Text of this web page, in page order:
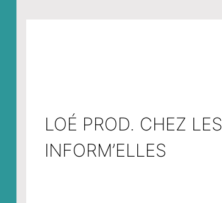
LOÉ PROD. CHEZ LES
INFORM’ELLES